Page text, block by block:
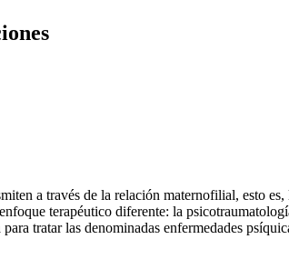
a través de la relación maternofilial, esto es,
terapéutico diferente: la
tratar las denominadas enfermedades